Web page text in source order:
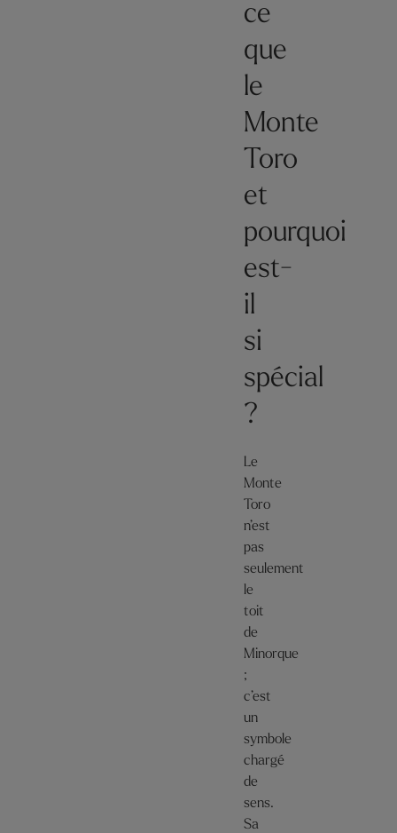
ce
que
le
Monte
Toro
et
pourquoi
est-
il
si
spécial
?
Le
Monte
Toro
n’est
pas
seulement
le
toit
de
Minorque
;
c’est
un
symbole
chargé
de
sens.
Sa